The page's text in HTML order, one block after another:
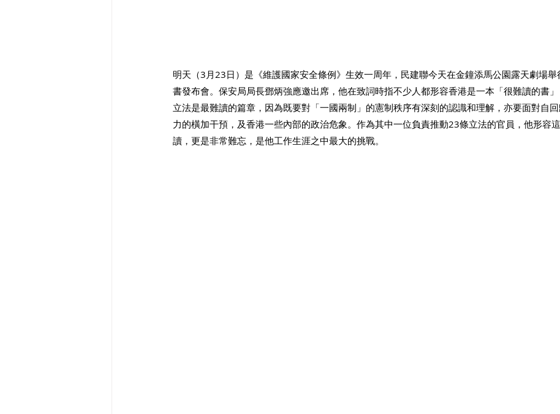
明天（3月23日）是《維護國家安全條例》生效一周年，民建聯今天在金鐘添馬公園露天劇場
書發布會。保安局局長鄧炳強應邀出席，他在致詞時指不少人都形容香港是一本「很難讀的書
立法是最難讀的篇章，因為既要對「一國兩制」的憲制秩序有深刻的認識和理解，亦要面對自
力的橫加干預，及香港一些內部的政治危象。作為其中一位負責推動23條立法的官員，他形容
讀，更是非常難忘，是他工作生涯之中最大的挑戰。